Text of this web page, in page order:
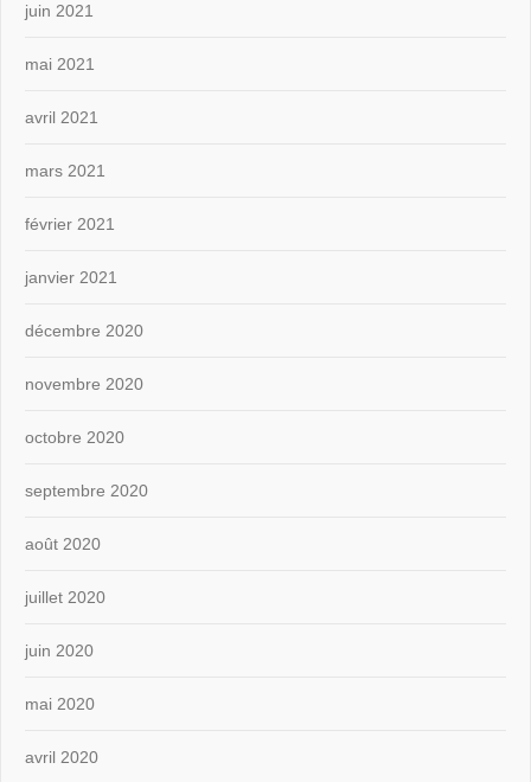
juin 2021
mai 2021
avril 2021
mars 2021
février 2021
janvier 2021
décembre 2020
novembre 2020
octobre 2020
septembre 2020
août 2020
juillet 2020
juin 2020
mai 2020
avril 2020